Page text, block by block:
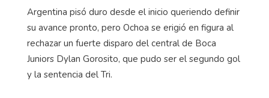
Argentina pisó duro desde el inicio queriendo definir
su avance pronto, pero Ochoa se erigió en figura al
rechazar un fuerte disparo del central de Boca
Juniors Dylan Gorosito, que pudo ser el segundo gol
y la sentencia del Tri.